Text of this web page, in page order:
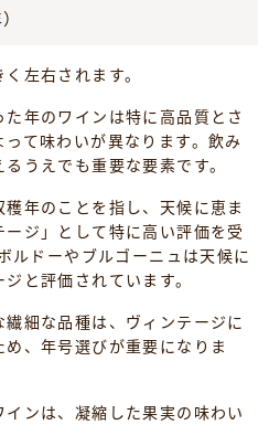
左右されます。
年のワインは特に高品質とさ
て味わいが異なります。飲み
うえでも重要な要素です。
年のことを指し、天候に恵ま
ジ」として特に高い評価を受
ルドーやブルゴーニュは天候に
と評価されています。
細な品種は、ヴィンテージに
、年号選びが重要になりま
ンは、凝縮した果実の味わい